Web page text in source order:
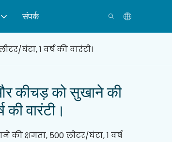
संपर्क
घंटा, 1 वर्ष की वारंटी।
कीचड़ को सुखाने की
की वारंटी।
की क्षमता, 500 लीटर/घंटा, 1 वर्ष